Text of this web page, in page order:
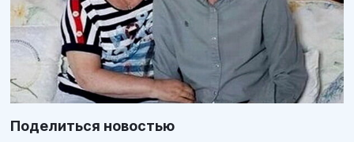
Поделиться новостью